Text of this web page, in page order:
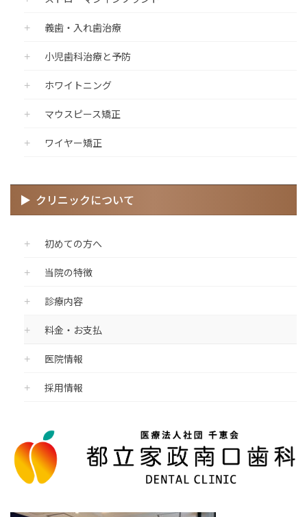
義歯・入れ歯治療
小児歯科治療と予防
ホワイトニング
マウスピース矯正
ワイヤー矯正
クリニックについて
初めての方へ
当院の特徴
診療内容
料金・お支払
医院情報
採用情報